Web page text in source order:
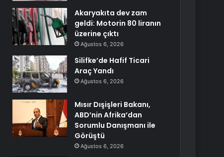
Akaryakıta dev zam
geldi: Motorin 80 liranın
üzerine çıktı
Ağustos 6, 2026
Silifke’de Hafif Ticari
Araç Yandı
Ağustos 6, 2026
Mısır Dışişleri Bakanı,
ABD’nin Afrika’dan
Sorumlu Danışmanı ile
Görüştü
Ağustos 6, 2026